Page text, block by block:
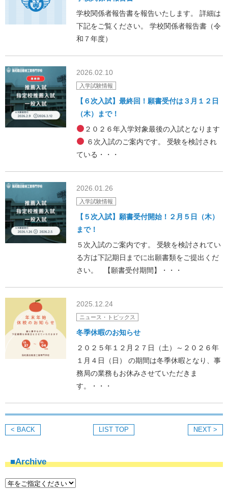
学校関係者報告書を報告いたします。 詳細は
下記をご覧ください。 学校関係者報告書（令
和７年度）
2026.02.10
入学試験情報
【６次入試】最終回！願書受付は３月１２日
（木）まで！
２０２６年入学対象最後の入試となります
６次入試のご案内です。 受験を検討され
ている・・・
2026.01.26
入学試験情報
【５次入試】願書受付開始！２月５日（木）
まで！
５次入試のご案内です。 受験を検討されてい
る方は下記期日までに出願書類をご提出くだ
さい。 【願書受付期間】・・・
2025.12.24
ニュース・トピックス
冬季休暇のお知らせ
２０２５年１２月２７日（土）～２０２６年
１月４日（日） の期間は冬季休暇となり、事
務局の業務もお休みさせていただきま
す。・・・
< BACK LIST TOP NEXT >
■Archive